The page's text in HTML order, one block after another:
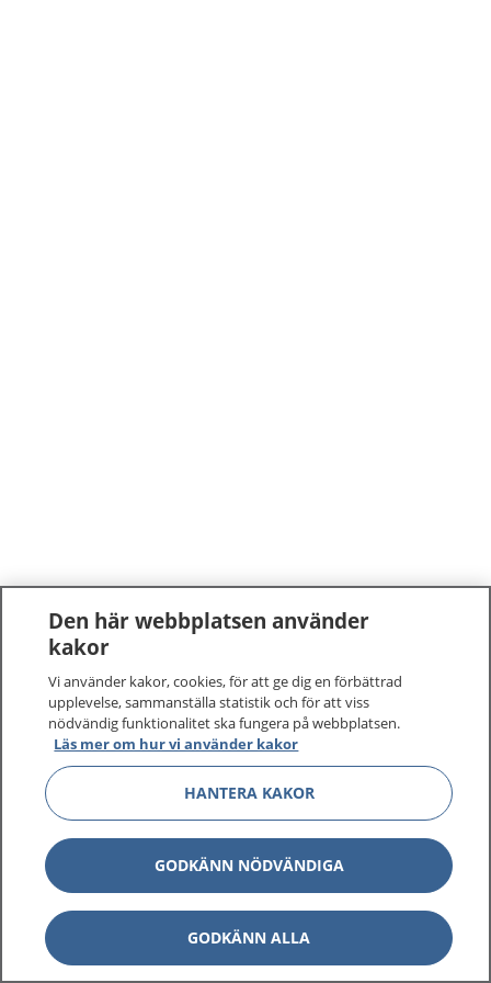
Den här webbplatsen använder
kakor
Vi använder kakor, cookies, för att ge dig en förbättrad
upplevelse, sammanställa statistik och för att viss
nödvändig funktionalitet ska fungera på webbplatsen.
Läs mer om hur vi använder kakor
HANTERA KAKOR
GODKÄNN NÖDVÄNDIGA
GODKÄNN ALLA